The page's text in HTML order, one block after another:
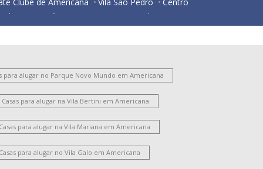
Jardim Santa Lúcia
Parque Nova Carioba
Rodrigues
Parque Gramado
Jardim Lizandra
Vila Pavan
Vale das Paineiras
Residencial Nardini
Jardim das Orquídeas
São Roque
Morada do Sol
Letônia
Werner Plaas
Machadinho II
Parque Universitário
para alugar no Parque Novo Mundo em Americana
Casas para alugar na Vila Bertini em Americana
Casas para alugar na Vila Mariana em Americana
Casas para alugar no Vila Galo em Americana